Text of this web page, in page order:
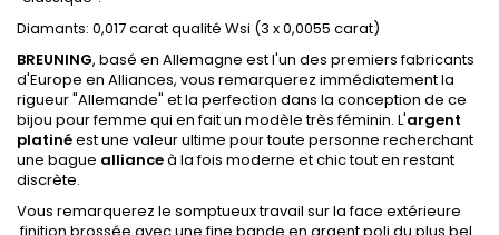
Diamants: 0,017 carat qualité Wsi (3 x 0,0055 carat)
BREUNING, basé en Allemagne est l'un des premiers fabricants
d'Europe en Alliances, vous remarquerez immédiatement la
rigueur "Allemande" et la perfection dans la conception de ce
bijou pour femme qui en fait un modèle très féminin. L'argent
platinéest une valeur ultime pour toute personne recherchant
une bague allianceà la fois moderne et chic tout en restant
discrète.
Vous remarquerez le somptueux travail sur la face extérieure